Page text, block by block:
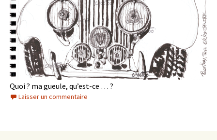
Quoi ? ma gueule, qu’est-ce … ?
Laisser un commentaire